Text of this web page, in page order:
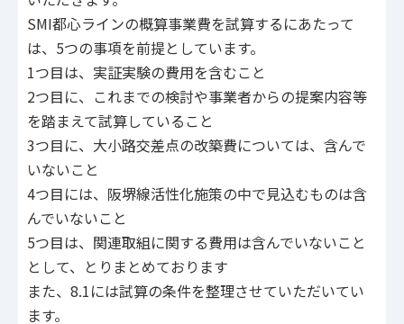
SMI都心ラインの概算事業費を試算するにあたって
は、5つの事項を前提としています。
1つ目は、実証実験の費用を含むこと
2つ目に、これまでの検討や事業者からの提案内容等
を踏まえて試算していること
3つ目に、大小路交差点の改築費については、含んで
いないこと
4つ目には、阪堺線活性化施策の中で見込むものは含
んでいないこと
5つ目は、関連取組に関する費用は含んでいないこと
として、とりまとめております
また、8.1には試算の条件を整理させていただいてい
ます。